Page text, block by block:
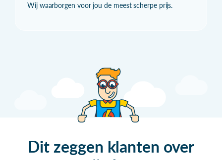
Wij waarborgen voor jou de meest scherpe prijs.
Dit zeggen klanten over